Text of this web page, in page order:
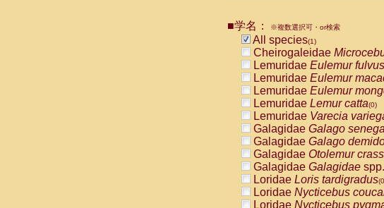
CebidaeCebus
CebidaeCebus
CebidaeSaimiri
CebidaeSaimiri sciureus
AtelidaeAlouatta caraya(0)
AtelidaeAlouatta fusca(0)
AtelidaeAlouatta seniculus
AtelidaeAlouattaspp.(0)
AtelidaeAteles belzebuth
AtelidaeAteles geoffroyi(0)
AtelidaeAteles paniscus
AtelidaeAtelesspp.(0)
Atelidae Lagothrix
AtelidaeLagothrix
PitheciidaeCacajao
■学名： ※複数選択可・or検索
All species(1)
Cheirogaleidae
Lemuridae Eulemur fulvus
Lemuridae Eulemur
Lemuridae Eulemur
Lemuridae Lemur catta(0)
Lemuridae Varecia
Galagidae Galago
Galagidae Galago
Galagidae Otolemur
Galagidae Galagidae spp.
Loridae Loris tardigradus
Loridae Nycticebus
Loridae Nycticebus